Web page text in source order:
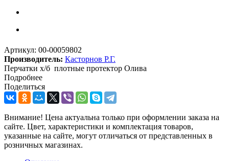
Артикул: 00-00059802
Производитель: Касторнов Р.Г.
Перчатки х/б плотные протектор Олива
Подробнее
Поделиться
Внимание! Цена актуальна только при оформлении заказа на
сайте. Цвет, характеристики и комплектация товаров,
указанные на сайте, могут отличаться от представленных в
розничных магазинах.